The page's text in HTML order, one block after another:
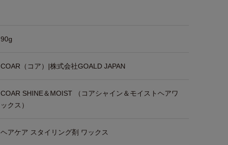
90g
COAR（コア）|株式会社GOALD JAPAN
COAR SHINE＆MOIST （コアシャイン＆モイストヘアワ
ックス）
ヘアケア スタイリング剤 ワックス